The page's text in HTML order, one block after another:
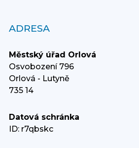
ADRESA
Městský úřad Orlová
Osvobození 796
Orlová - Lutyně
735 14
Datová schránka
ID: r7qbskc